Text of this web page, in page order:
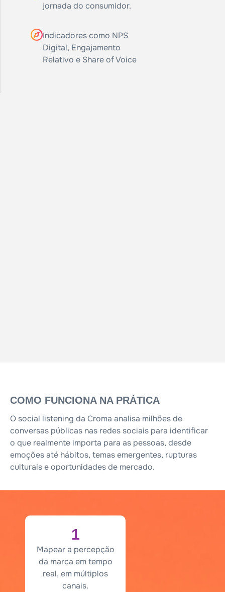
jornada do consumidor.
Indicadores como NPS
Digital, Engajamento
Relativo e Share of Voice
COMO FUNCIONA NA PRÁTICA
O social listening da Croma analisa milhões de
conversas públicas nas redes sociais para identificar
o que realmente importa para as pessoas, desde
emoções até hábitos, temas emergentes, rupturas
culturais e oportunidades de mercado.
1
Mapear a percepção
da marca em tempo
real, em múltiplos
canais.